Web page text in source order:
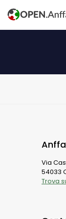
Via
54033
Trova